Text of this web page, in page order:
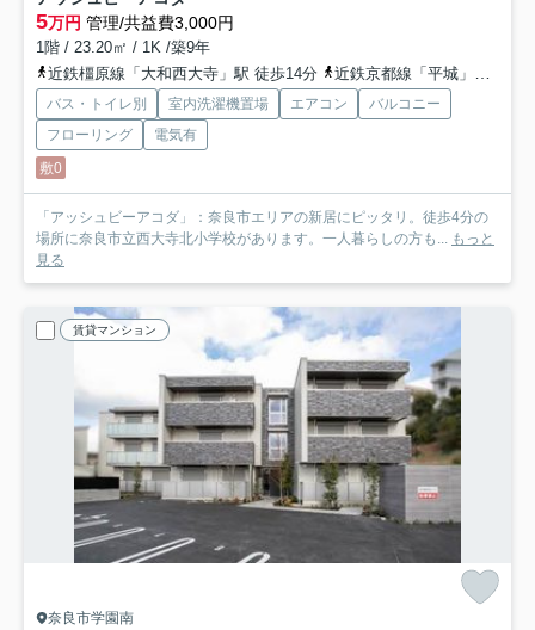
5万円 管理/共益費3,000円
1階 / 23.20㎡ / 1K /築9年
近鉄橿原線「大和西大寺」駅 徒歩14分
近鉄京都線「平城」駅 徒歩18分
バス・トイレ別 室内洗濯機置場 エアコン
バルコニー
フローリング
電気有
敷0
「アッシュビーアコダ」：奈良市エリアの新居にピッタリ。徒歩4分の
場所に奈良市立西大寺北小学校があります。一人暮らしの方も... もっと
見る
賃貸マンション
奈良市学園南